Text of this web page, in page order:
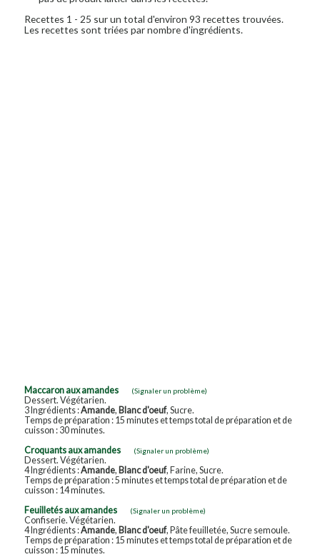
Recettes 1 - 25 sur un total d'environ 93 recettes trouvées.
Les recettes sont triées par nombre d'ingrédients.
Maccaron aux amandes (Signaler un problème)
Dessert. Végétarien.
3 Ingrédients :Amande, Blanc d'oeuf, Sucre.
Temps de préparation : 15 minutes et temps total de préparation et de
cuisson : 30 minutes.
Croquants aux amandes
(Signaler un problème)
Dessert. Végétarien.
4 Ingrédients :Amande, Blanc d'oeuf, Farine, Sucre.
Temps de préparation : 5 minutes et temps total de préparation et de
cuisson : 14 minutes.
Feuilletés aux amandes
(Signaler un problème)
Confiserie. Végétarien.
4 Ingrédients :Amande, Blanc d'oeuf, Pâte feuilletée, Sucre semoule.
Temps de préparation : 15 minutes et temps total de préparation et de
cuisson : 15 minutes.